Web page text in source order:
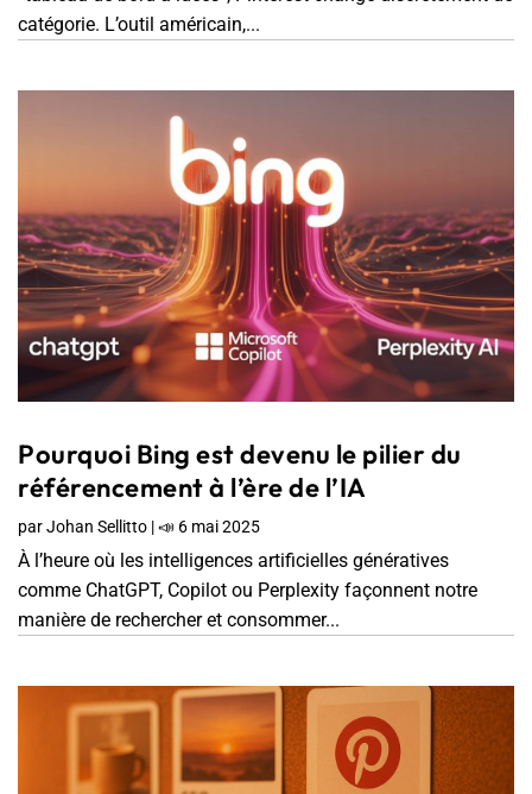
catégorie. L’outil américain,...
Pourquoi Bing est devenu le pilier du
référencement à l’ère de l’IA
parJohan Sellitto |📣 6 mai 2025
À l’heure où les intelligences artificielles génératives
comme ChatGPT, Copilot ou Perplexity façonnent notre
manière de rechercher et consommer...